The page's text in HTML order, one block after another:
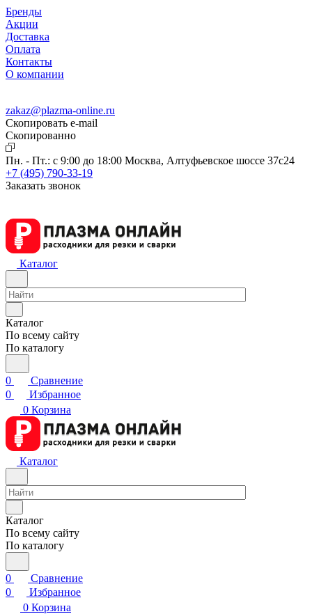
Бренды
Акции
Доставка
Оплата
Контакты
О компании
zakaz@plazma-online.ru
Скопировать e-mail
Cкопированно
Пн. - Пт.: с 9:00 до 18:00 Москва, Алтуфьевское шоссе 37с24
+7 (495) 790-33-19
Заказать звонок
Каталог
Каталог
По всему сайту
По каталогу
0
Сравнение
0
Избранное
0 Корзина
Каталог
Каталог
По всему сайту
По каталогу
0
Сравнение
0
Избранное
0 Корзина